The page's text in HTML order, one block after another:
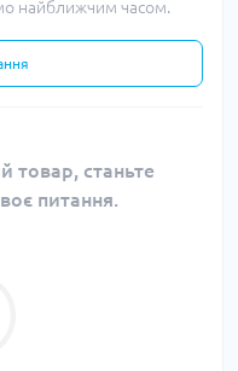
найближчим часом.
товар, станьте
питання.